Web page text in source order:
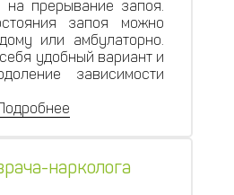
на прерывание запоя.
запоя можно
или амбулаторно.
удобный вариант и
зависимости
нарколога